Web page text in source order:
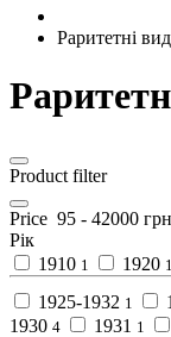
Раритетні
Product filter
Price 95 - 42000
Рік
1910 1 1920 1
1925-1932 1
1930 4 1931 1